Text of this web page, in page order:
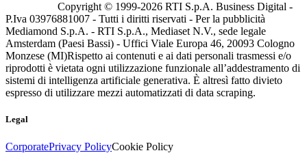
Copyright © 1999-2026 RTI S.p.A. Business Digital -
P.Iva 03976881007 - Tutti i diritti riservati - Per la pubblicità
Mediamond S.p.A. - RTI S.p.A., Mediaset N.V., sede legale
Amsterdam (Paesi Bassi) - Uffici Viale Europa 46, 20093 Cologno
Monzese (MI)Rispetto ai contenuti e ai dati personali trasmessi e/o
riprodotti è vietata ogni utilizzazione funzionale all’addestramento di
sistemi di intelligenza artificiale generativa. È altresì fatto divieto
espresso di utilizzare mezzi automatizzati di data scraping.
Legal
CorporatePrivacy PolicyCookie Policy